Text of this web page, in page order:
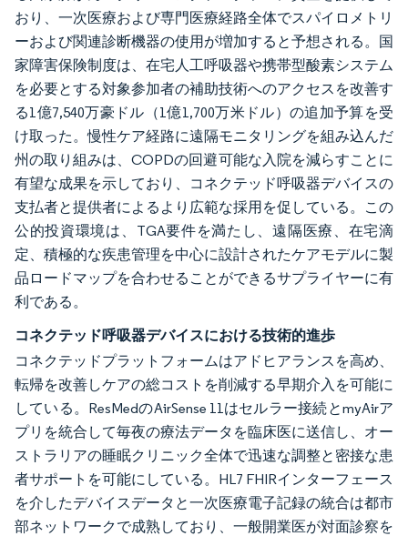
おり、一次医療および専門医療経路全体でスパイロメトリ
ーおよび関連診断機器の使用が増加すると予想される。国
家障害保険制度は、在宅人工呼吸器や携帯型酸素システム
を必要とする対象参加者の補助技術へのアクセスを改善す
る1億7,540万豪ドル（1億1,700万米ドル）の追加予算を受
け取った。慢性ケア経路に遠隔モニタリングを組み込んだ
州の取り組みは、COPDの回避可能な入院を減らすことに
有望な成果を示しており、コネクテッド呼吸器デバイスの
支払者と提供者によるより広範な採用を促している。この
公的投資環境は、TGA要件を満たし、遠隔医療、在宅滴
定、積極的な疾患管理を中心に設計されたケアモデルに製
品ロードマップを合わせることができるサプライヤーに有
利である。
コネクテッド呼吸器デバイスにおける技術的進歩
コネクテッドプラットフォームはアドヒアランスを高め、
転帰を改善しケアの総コストを削減する早期介入を可能に
している。ResMedのAirSense 11はセルラー接続とmyAirア
プリを統合して毎夜の療法データを臨床医に送信し、オー
ストラリアの睡眠クリニック全体で迅速な調整と密接な患
者サポートを可能にしている。HL7 FHIRインターフェース
を介したデバイスデータと一次医療電子記録の統合は都市
部ネットワークで成熟しており、一般開業医が対面診察を